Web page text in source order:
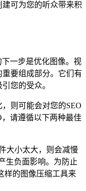
可为您的听众带来积
一步是优化图像。视
要组成部分。它们有
您的受众。
则可能会对您的SEO
请遵循以下两种最佳
大小太大，则会减慢
生负面影响。为防止
样的图像压缩工具来